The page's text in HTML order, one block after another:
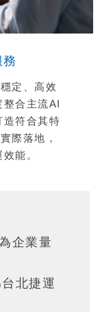
定、高效
整合主流AI
造符合其特
際落地，
能。
企業量
北捷運